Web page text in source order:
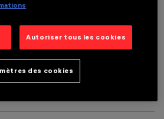
OPTIONNELS
Autoriser tous les cookies
des cookies